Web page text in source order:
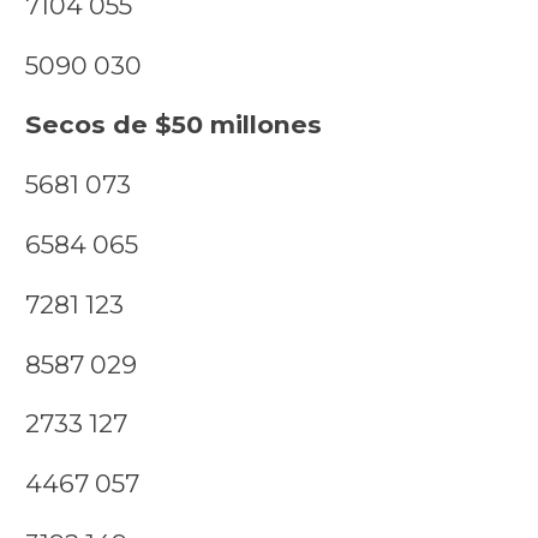
5090 030
Secos de $50 millones
5681 073
6584 065
7281 123
8587 029
2733 127
4467 057